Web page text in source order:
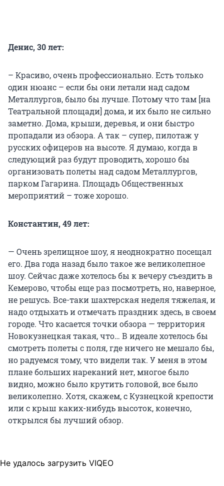
Денис, 30 лет:
– Красиво, очень профессионально. Есть только
один нюанс – если бы они летали над садом
Металлургов, было бы лучше. Потому что там [на
Театральной площади] дома, и их было не сильно
заметно. Дома, крыши, деревья, и они быстро
пропадали из обзора. А так – супер, пилотаж у
русских офицеров на высоте. Я думаю, когда в
следующий раз будут проводить, хорошо бы
организовать полеты над садом Металлургов,
парком Гагарина. Площадь Общественных
мероприятий – тоже хорошо.
Константин, 49 лет:
— Очень зрелищное шоу, я неоднократно посещал
его. Два года назад было такое же великолепное
шоу. Сейчас даже хотелось бы к вечеру съездить в
Кемерово, чтобы еще раз посмотреть, но, наверное,
не решусь. Все-таки шахтерская неделя тяжелая, и
надо отдыхать и отмечать праздник здесь, в своем
городе. Что касается точки обзора — территория
Новокузнецкая такая, что… В идеале хотелось бы
смотреть полеты с поля, где ничего не мешало бы,
но радуемся тому, что видели так. У меня в этом
плане больших нареканий нет, многое было
видно, можно было крутить головой, все было
великолепно. Хотя, скажем, с Кузнецкой крепости
или с крыш каких-нибудь высоток, конечно,
открылся бы лучший обзор.
Не удалось загрузить VIQEO